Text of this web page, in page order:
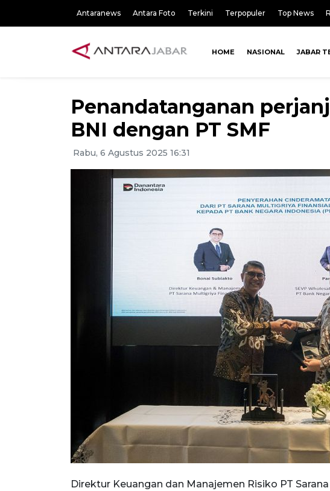
Antaranews Antara Foto Terkini Terpopuler Top News
HOME NASIONAL JABAR
Penandatanganan
BNI dengan PT SMF
Rabu, 6 Agustus 2025 16:31
Direktur Keuangan dan Manajemen Risiko PT